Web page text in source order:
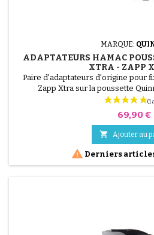
MARQUE:
ADAPTATEURS HAMAC
XTRA - ZAPP
Paire d'adaptateurs d'origine pour
Zapp Xtra sur la poussette
Prix
69,90 €
 Ajouter au
 Derniers